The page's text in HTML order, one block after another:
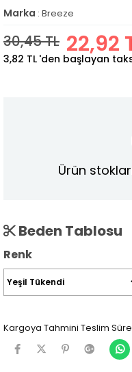
Marka : Breeze
30,45 TL 22,92
3,82 TL 'den başlayan
Ürün
Beden Tablosu
Renk
Kargoya Tahmini Teslim